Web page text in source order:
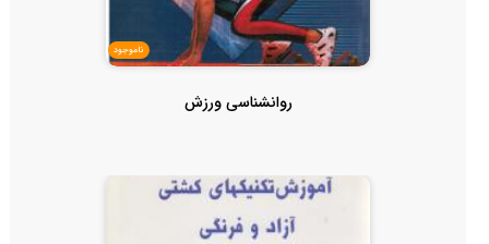
ناموجود
روانشناسی ورزش